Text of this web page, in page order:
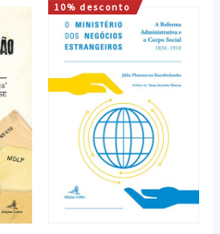
10% desconto
O
preço
original
era:
22,00 €.
O
preço
atual
é:
19,80 €.